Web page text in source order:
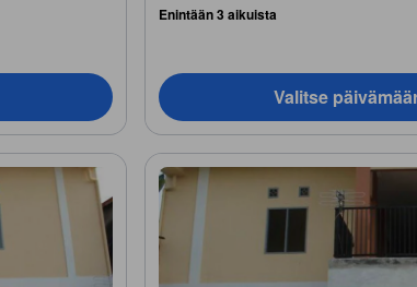
Enintään 3 aikuista
Valitse